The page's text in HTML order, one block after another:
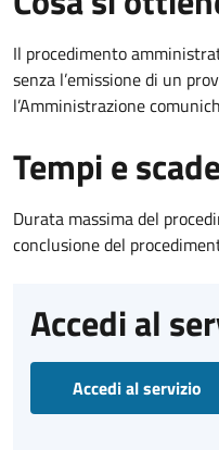
Il procedimento
senza l’emissione di un
l’Amministrazione
Tempi e
Durata massima del
conclusione del
Accedi al
Accedi al servizio